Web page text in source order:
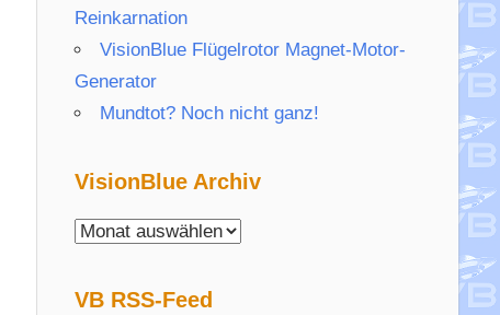
Reinkarnation
VisionBlue Flügelrotor Magnet-Motor-
Generator
Mundtot? Noch nicht ganz!
VisionBlue Archiv
VisionBlue
VB RSS-Feed